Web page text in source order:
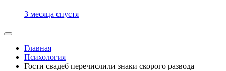
3 месяца спустя
Главная
Психология
Гости свадеб перечислили знаки скорого развода